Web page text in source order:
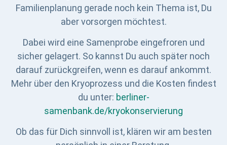
Familienplanung gerade noch kein Thema ist, Du
aber vorsorgen möchtest.
Dabei wird eine Samenprobe eingefroren und
sicher gelagert. So kannst Du auch später noch
darauf zurückgreifen, wenn es darauf ankommt.
Mehr über den Kryoprozess und die Kosten findest
du unter: berliner-
samenbank.de/kryokonservierung
Ob das für Dich sinnvoll ist, klären wir am besten